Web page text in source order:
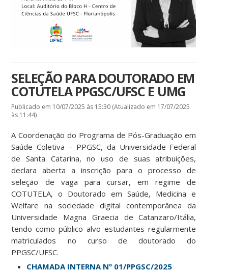
SELEÇÃO PARA DOUTORADO EM
COTUTELA PPGSC/UFSC E UMG
Publicado em 10/07/2025 às 15:30 (Atualizado em 17/07/2025
às 11:44)
A Coordenação do Programa de Pós-Graduação em
Saúde Coletiva – PPGSC, da Universidade Federal
de Santa Catarina, no uso de suas atribuições,
declara aberta a inscrição para o processo de
seleção de vaga para cursar, em regime de
COTUTELA, o Doutorado em Saúde, Medicina e
Welfare na sociedade digital contemporânea da
Universidade Magna Graecia de Catanzaro/Itália,
tendo como público alvo estudantes regularmente
matriculados no curso de doutorado do
PPGSC/UFSC.
CHAMADA INTERNA Nº 01/PPGSC/2025